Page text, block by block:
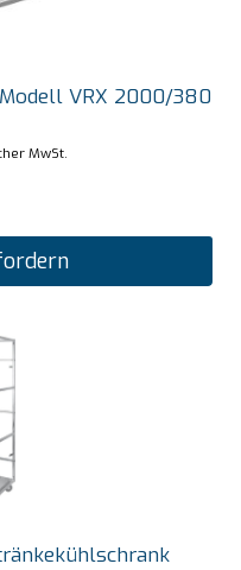
Modell VRX 2000/380
MwSt.